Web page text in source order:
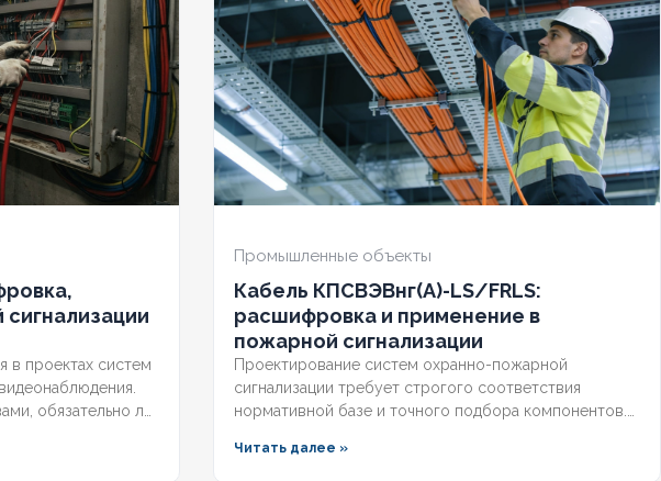
Нет
Да
Нет
СЕЧЕНИЕ ТПЖ 1
ОГНЕСТОЙКИЙ Нет
НАЛИЧИЕ ЭКРАНА Да
БРОНИРОВАННЫЙ
КОЛИЧЕСТВО ЖИЛ 2
ОГНЕСТОЙКИЙ Нет
НАЛИЧИЕ ЭКРАНА Да
БРОНИРОВАННЫЙ Нет
КОЛИЧЕСТВО ЖИЛ
в проектах систем
обязательно ли
СП и ГОСТ?
Промышленные объекты
Кабель КПСВЭВнг(А)-LS/FRLS:
расшифровка и применение в
пожарной сигнализации
Проектирование систем охранно-пожарной
сигнализации требует строгого соответствия
нормативной базе и точного подбора компонентов.
отказу оборудования при задымлении или массовым
Читать далее »